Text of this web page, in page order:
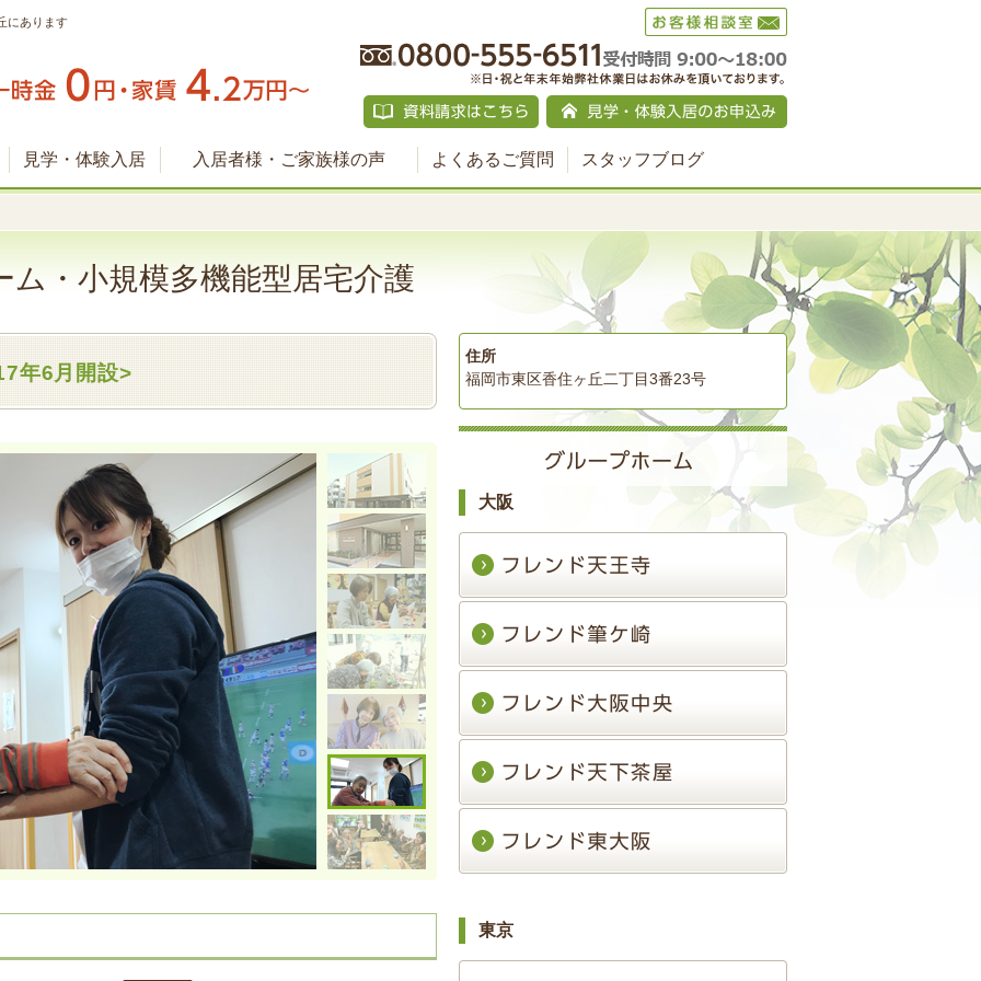
にあります
見学・体験入居 入居者様・ご家族様の声 よくあるご質問 スタッフブログ
・小規模多機能型居宅介護
年6月開設>
住所
福岡市東区香住ヶ丘二丁目3番23号
大阪
東京